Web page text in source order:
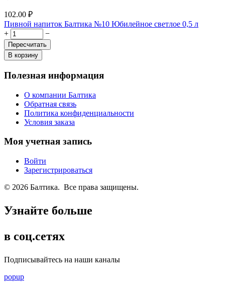
102.00 ₽
Пивной напиток Балтика №10 Юбилейное светлое 0,5 л
+
−
Пересчитать
В корзину
Полезная информация
О компании Балтика
Обратная связь
Политика конфиденциальности
Условия заказа
Моя учетная запись
Войти
Зарегистрироваться
© 2026 Балтика. Все права защищены.
Узнайте больше
в соц.сетях
Подписывайтесь на наши каналы
popup